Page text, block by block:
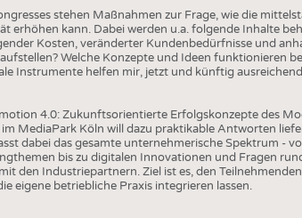
KREISLAUFWIRTSCHAFT
TECHNISCHE TEXTILIEN
SMART TEXTILES
MEDIZIN
HAUS- UND HEIMTEXTILIEN
BEKLEIDUNG
TESTS
stehen Maßnahmen zur Frage, wie die
erhöhen kann. Dabei werden u.a. folgende Inhalte
Kosten, veränderter Kundenbedürfnisse und
Welche Konzepte und Ideen funktionieren
Instrumente helfen mir, jetzt und künftig
4.0: Zukunftsorientierte Erfolgskonzepte des
MediaPark Köln will dazu praktikable Antworten
dabei das gesamte unternehmerische Spektrum -
bis zu digitalen Innovationen und Fragen
den Industriepartnern. Ziel ist es, den
eigene betriebliche Praxis integrieren lassen.